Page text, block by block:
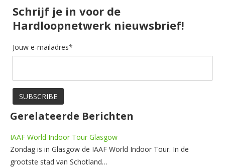
Schrijf je in voor de
Hardloopnetwerk nieuwsbrief!
Jouw e-mailadres*
Gerelateerde Berichten
IAAF World Indoor Tour Glasgow
Zondag is in Glasgow de IAAF World Indoor Tour. In de
grootste stad van Schotland…